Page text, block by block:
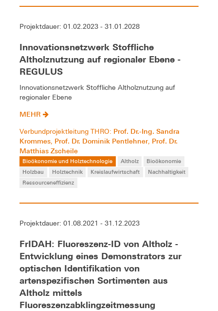
Projektdauer: 01.02.2023 - 31.01.2028
Innovationsnetzwerk Stoffliche
Altholznutzung auf regionaler Ebene -
REGULUS
Innovationsnetzwerk Stoffliche Altholznutzung auf
regionaler Ebene
MEHR
Verbundprojektleitung THRO: Prof. Dr.-Ing. Sandra
Krommes, Prof. Dr. Dominik Pentlehner, Prof. Dr.
Matthias Zscheile
Bioökonomie und Holztechnologie Altholz
Bioökonomie
Holzbau
Holztechnik Kreislaufwirtschaft
Nachhaltigkeit
Ressourceneffizienz
Projektdauer: 01.08.2021 - 31.12.2023
FrIDAH: Fluoreszenz-ID von Altholz -
Entwicklung eines Demonstrators zur
optischen Identifikation von
artenspezifischen Sortimenten aus
Altholz mittels
Fluoreszenzabklingzeitmessung